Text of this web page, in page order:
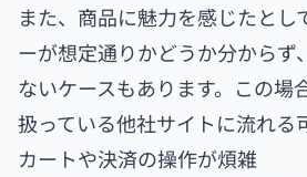
また、商品に魅力を感じたとし
ーが想定通りかどうか分からず
ないケースもあります。この場
扱っている他社サイトに流れる
カートや決済の操作が煩雑